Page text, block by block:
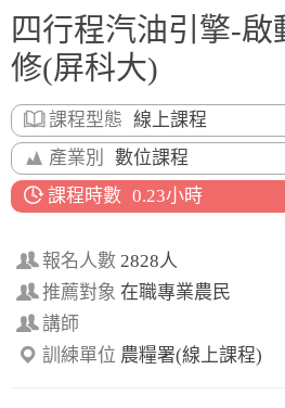
四行程汽油引擎-啟
修(屏科大)
課程型態 線上課程
產業別
數位課程
課程時數 0.23小時
報名人數 2828人
推薦對象 在職專業農民
講師
訓練單位 農糧署(線上課程)